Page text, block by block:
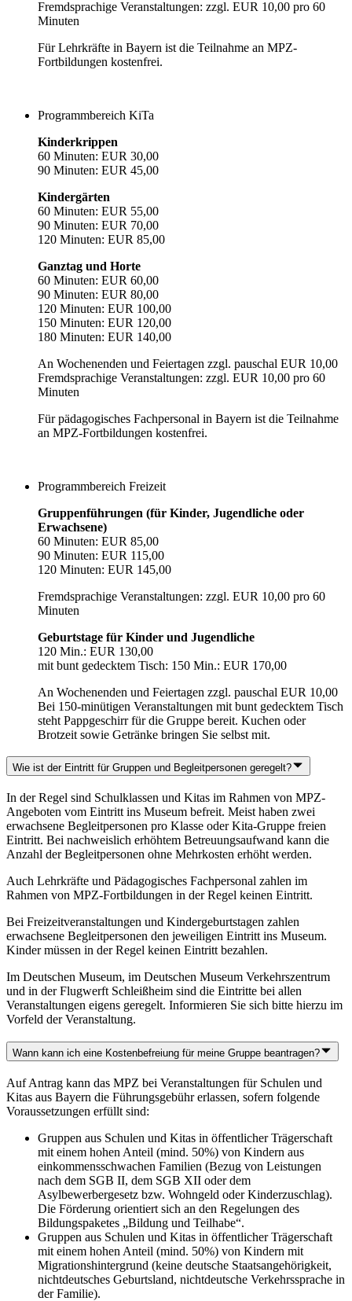
Fremdsprachige Veranstaltungen: zzgl. EUR 10,00 pro 60
Minuten
Für Lehrkräfte in Bayern ist die Teilnahme an MPZ-
Fortbildungen kostenfrei.
Programmbereich KiTa
Kinderkrippen
60 Minuten: EUR 30,00
90 Minuten: EUR 45,00
Kindergärten
60 Minuten: EUR 55,00
90 Minuten: EUR 70,00
120 Minuten: EUR 85,00
Ganztag und Horte
60 Minuten: EUR 60,00
90 Minuten: EUR 80,00
120 Minuten: EUR 100,00
150 Minuten: EUR 120,00
180 Minuten: EUR 140,00
An Wochenenden und Feiertagen zzgl. pauschal EUR 10,00
Fremdsprachige Veranstaltungen: zzgl. EUR 10,00 pro 60
Minuten
Für pädagogisches Fachpersonal in Bayern ist die Teilnahme
an MPZ-Fortbildungen kostenfrei.
Programmbereich Freizeit
Gruppenführungen (für Kinder, Jugendliche oder
Erwachsene)
60 Minuten: EUR 85,00
90 Minuten: EUR 115,00
120 Minuten: EUR 145,00
Fremdsprachige Veranstaltungen: zzgl. EUR 10,00 pro 60
Minuten
Geburtstage für Kinder und Jugendliche
120 Min.: EUR 130,00
mit bunt gedecktem Tisch: 150 Min.: EUR 170,00
An Wochenenden und Feiertagen zzgl. pauschal EUR 10,00
Bei 150-minütigen Veranstaltungen mit bunt gedecktem Tisch
steht Pappgeschirr für die Gruppe bereit. Kuchen oder
Brotzeit sowie Getränke bringen Sie selbst mit.
Wie ist der Eintritt für Gruppen und Begleitpersonen geregelt?
In der Regel sind Schulklassen und Kitas im Rahmen von MPZ-
Angeboten vom Eintritt ins Museum befreit. Meist haben zwei
erwachsene Begleitpersonen pro Klasse oder Kita-Gruppe freien
Eintritt. Bei nachweislich erhöhtem Betreuungsaufwand kann die
Anzahl der Begleitpersonen ohne Mehrkosten erhöht werden.
Auch Lehrkräfte und Pädagogisches Fachpersonal zahlen im
Rahmen von MPZ-Fortbildungen in der Regel keinen Eintritt.
Bei Freizeitveranstaltungen und Kindergeburtstagen zahlen
erwachsene Begleitpersonen den jeweiligen Eintritt ins Museum.
Kinder müssen in der Regel keinen Eintritt bezahlen.
Im Deutschen Museum, im Deutschen Museum Verkehrszentrum
und in der Flugwerft Schleißheim sind die Eintritte bei allen
Veranstaltungen eigens geregelt. Informieren Sie sich bitte hierzu im
Vorfeld der Veranstaltung.
Wann kann ich eine Kostenbefreiung für meine Gruppe beantragen?
Auf Antrag kann das MPZ bei Veranstaltungen für Schulen und
Kitas aus Bayern die Führungsgebühr erlassen, sofern folgende
Voraussetzungen erfüllt sind:
Gruppen aus Schulen und Kitas in öffentlicher Trägerschaft
mit einem hohen Anteil (mind. 50%) von Kindern aus
einkommensschwachen Familien (Bezug von Leistungen
nach dem SGB II, dem SGB XII oder dem
Asylbewerbergesetz bzw. Wohngeld oder Kinderzuschlag).
Die Förderung orientiert sich an den Regelungen des
Bildungspaketes „Bildung und Teilhabe“.
Gruppen aus Schulen und Kitas in öffentlicher Trägerschaft
mit einem hohen Anteil (mind. 50%) von Kindern mit
Migrationshintergrund (keine deutsche Staatsangehörigkeit,
nichtdeutsches Geburtsland, nichtdeutsche Verkehrssprache in
der Familie).